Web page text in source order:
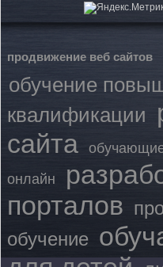
продвижение веб сайтов
обучение
квалификации
сайта
онлайн
порталов
обучение